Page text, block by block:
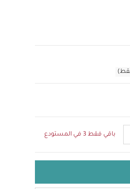
باقي فقط 3 في المستودع